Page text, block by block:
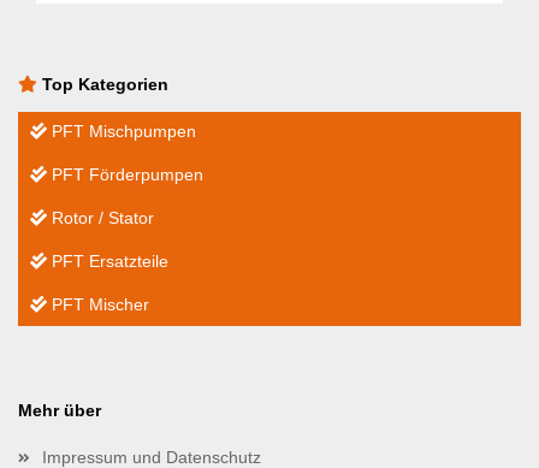
Top Kategorien
PFT Mischpumpen
PFT Förderpumpen
Rotor / Stator
PFT Ersatzteile
PFT Mischer
Mehr über
Impressum und Datenschutz